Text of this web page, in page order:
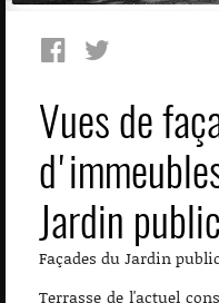
Vues de
Jardin public
Façades du Jardin
Terrasse de l'actuel